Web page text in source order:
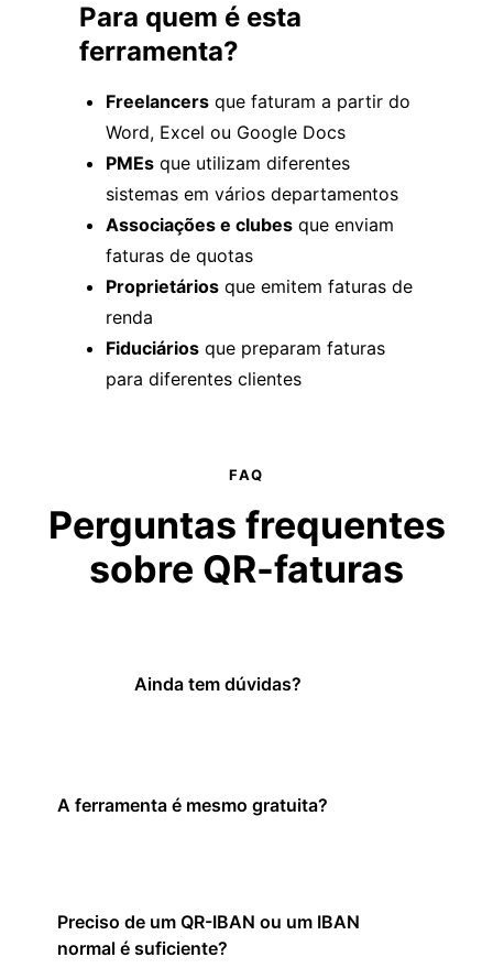
Para quem é esta
ferramenta?
Freelancers que faturam a partir do
Word, Excel ou Google Docs
PMEs que utilizam diferentes
sistemas em vários departamentos
Associações e clubes que enviam
faturas de quotas
Proprietários que emitem faturas de
renda
Fiduciários que preparam faturas
para diferentes clientes
FAQ
Perguntas frequentes
sobre QR-faturas
Ainda tem dúvidas?
A ferramenta é mesmo gratuita?
Preciso de um QR-IBAN ou um IBAN
normal é suficiente?